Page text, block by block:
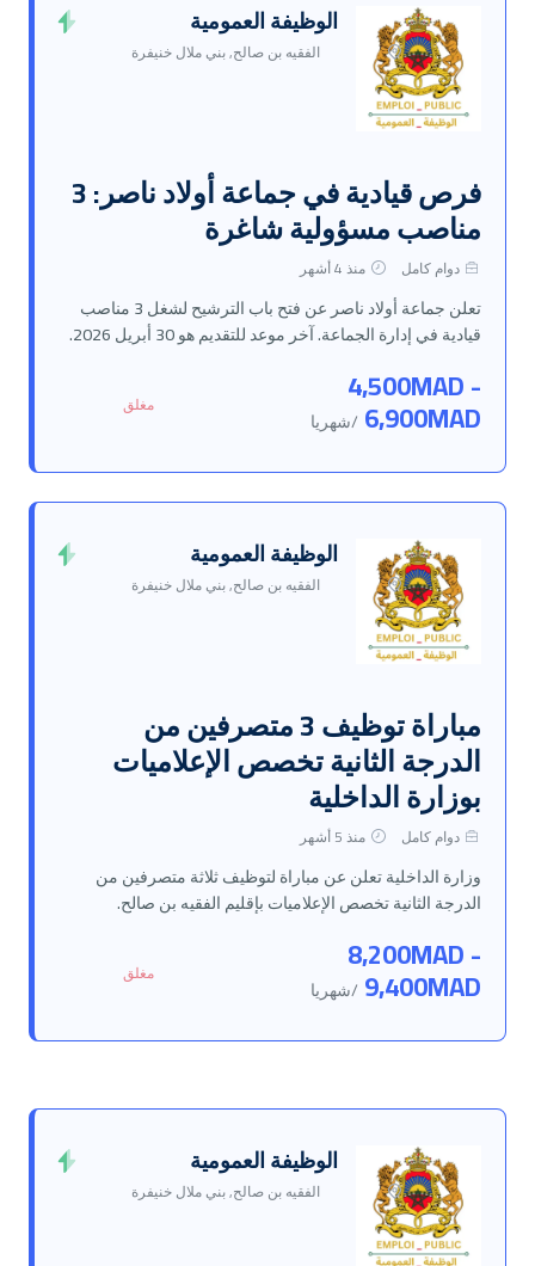
الوظيفة العمومية
الفقيه بن صالح, بني ملال خنيفرة
فرص قيادية في جماعة أولاد ناصر: 3
مناصب مسؤولية شاغرة
دوام كامل منذ 4 أشهر
تعلن جماعة أولاد ناصر عن فتح باب الترشيح لشغل 3 مناصب
قيادية في إدارة الجماعة. آخر موعد للتقديم هو 30 أبريل 2026.
4,500MAD -
6,900MAD /شهريا
مغلق
الوظيفة العمومية
الفقيه بن صالح, بني ملال خنيفرة
مباراة توظيف 3 متصرفين من
الدرجة الثانية تخصص الإعلاميات
بوزارة الداخلية
دوام كامل منذ 5 أشهر
وزارة الداخلية تعلن عن مباراة لتوظيف ثلاثة متصرفين من
الدرجة الثانية تخصص الإعلاميات بإقليم الفقيه بن صالح.
8,200MAD -
9,400MAD /شهريا
مغلق
الوظيفة العمومية
الفقيه بن صالح, بني ملال خنيفرة